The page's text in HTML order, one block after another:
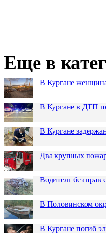
Еще в
В Кургане
В Кургане в ДТП
В Кургане
Два крупных
Водитель без
В Половинском
В Кургане погиб